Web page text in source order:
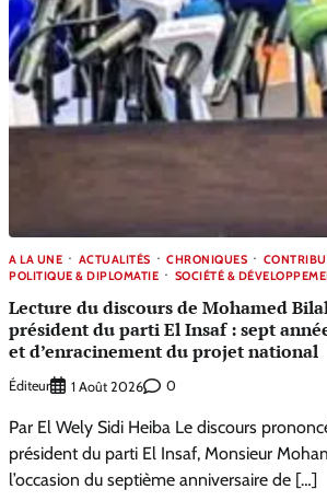
A LA UNE ACTUALITÉS CHRONIQUES
POLITIQUE & DIPLOMATIE
SOCIÉTÉ &
Lecture du discours de Mohamed
président du parti El Insaf : sept
et d’enracinement du projet national
Éditeur 1 Août 2026 0
Par El Wely Sidi Heiba Le discours
président du parti El Insaf, Monsieur
l’occasion du septième anniversaire de […]